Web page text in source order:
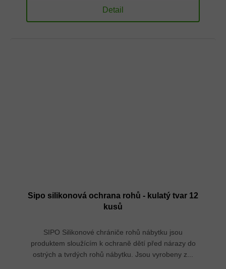
Detail
Sipo silikonová ochrana rohů - kulatý tvar 12
kusů
SIPO Silikonové chrániče rohů nábytku jsou
produktem sloužícím k ochraně dětí před nárazy do
ostrých a tvrdých rohů nábytku. Jsou vyrobeny z...